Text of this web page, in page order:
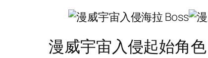
漫威宇宙入侵起始角色